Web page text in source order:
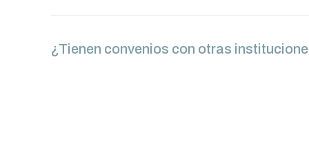
¿Tienen convenios con otras